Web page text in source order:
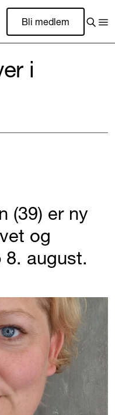
Bli medlem
i
(39) er ny
og
august.